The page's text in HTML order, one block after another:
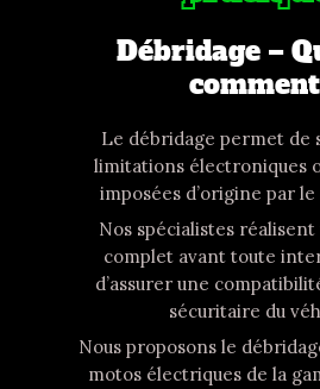
Débridage –
Le débridage permet de
limitations électroniques
imposées d’origine par
Nos spécialistes réalisent
completavant toute
d’assurer une
sécuritaire du
Nous proposons le
motos électriques de la